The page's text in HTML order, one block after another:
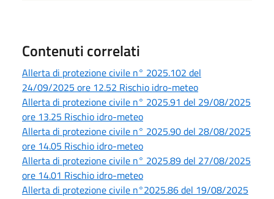
Contenuti correlati
Allerta di protezione civile n° 2025.102 del
24/09/2025 ore 12.52 Rischio idro-meteo
Allerta di protezione civile n° 2025.91 del 29/08/2025
ore 13.25 Rischio idro-meteo
Allerta di protezione civile n° 2025.90 del 28/08/2025
ore 14.05 Rischio idro-meteo
Allerta di protezione civile n° 2025.89 del 27/08/2025
ore 14.01 Rischio idro-meteo
Allerta di protezione civile n°2025.86 del 19/08/2025